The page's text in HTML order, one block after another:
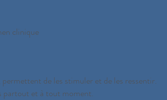
clinique
de les stimuler et de les ressentir.
partout et à tout moment.